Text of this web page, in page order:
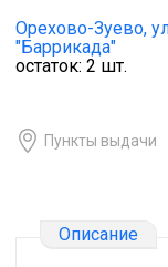
Орехово-Зуево,
"Баррикада"
остаток: 2 шт.
Пункты выдачи
Описание